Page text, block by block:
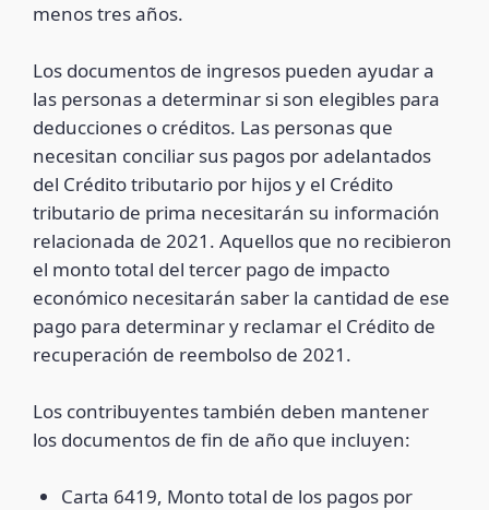
menos tres años.
Los documentos de ingresos pueden ayudar a
las personas a determinar si son elegibles para
deducciones o créditos. Las personas que
necesitan conciliar sus pagos por adelantados
del Crédito tributario por hijos y el Crédito
tributario de prima necesitarán su información
relacionada de 2021. Aquellos que no recibieron
el monto total del tercer pago de impacto
económico necesitarán saber la cantidad de ese
pago para determinar y reclamar el Crédito de
recuperación de reembolso de 2021.
Los contribuyentes también deben mantener
los documentos de fin de año que incluyen:
Carta 6419, Monto total de los pagos por